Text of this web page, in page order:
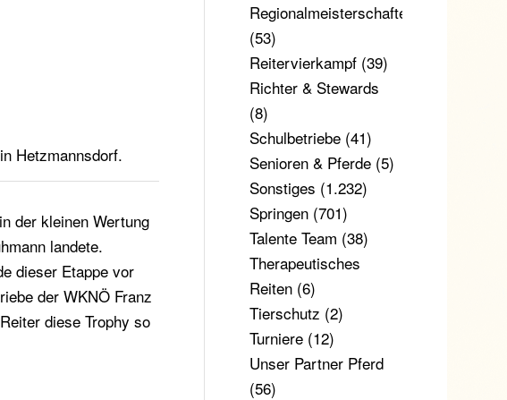
Hetzmannsdorf.
der kleinen Wertung
landete.
dieser Etappe vor
der WKNÖ Franz
diese Trophy so
Regionalmeisterschaften
(53)
Reitervierkampf(39)
Richter & Stewards
(8)
Schulbetriebe(41)
Senioren & Pferde(5)
Sonstiges (1.232)
Springen(701)
Talente Team (38)
Therapeutisches
Reiten(6)
Tierschutz (2)
Turniere(12)
Unser Partner Pferd
(56)